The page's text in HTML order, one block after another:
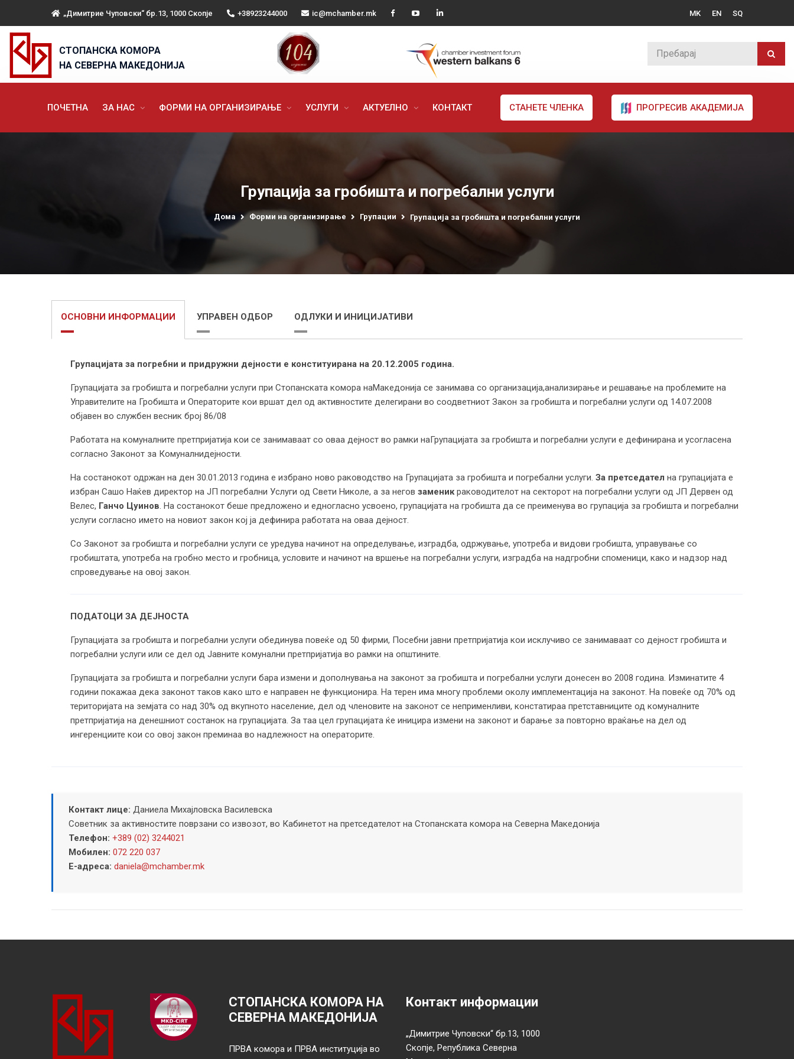
„Димитрие Чуповски“ бр.13, 1000 Скопје +38923244000 ic@mchamber.mk MK EN SQ
СТОПАНСКА КОМОРА
НА СЕВЕРНА МАКЕДОНИЈА
ПОЧЕТНА ЗА НАС ФОРМИ НА ОРГАНИЗИРАЊЕ УСЛУГИ АКТУЕЛНО КОНТАКТ СТАНЕТЕ ЧЛЕНКА ПРОГРЕСИВ АКАДЕМИЈА
Групација за гробишта и погребални услуги
Дома Форми на организирање Групации Групација за гробишта и погребални услуги
ОСНОВНИ ИНФОРМАЦИИ УПРАВЕН ОДБОР ОДЛУКИ И ИНИЦИЈАТИВИ
Групацијата за погребни и придружни дејности е конституирана на 20.12.2005 година.
Групацијата за гробишта и погребални услуги при Стопанската комора наМакедонија се занимава со организација,анализирање и решавање на проблемите на
Управителите на Гробишта и Операторите кои вршат дел од активностите делегирани во соодветниот Закон за гробишта и погребални услуги од 14.07.2008
објавен во службен весник број 86/08
Работата на комуналните претпријатија кои се занимаваат со оваа дејност во рамки наГрупацијата за гробишта и погребални услуги е дефинирана и усогласена
согласно Законот за Комуналнидејности.
На состанокот одржан на ден 30.01.2013 година е избрано ново раководство на Групацијата за гробишта и погребални услуги. За претседател на групацијата е
избран Сашо Наќев директор на ЈП погребални Услуги од Свети Николе, а за негов заменикраководителот на секторот на погребални услуги од ЈП Дервен од
Велес, Ганчо Цуинов. На состанокот беше предложено и едногласно усвоено, групацијата на гробишта да се преименува во групација за гробишта и погребални
услуги согласно името на новиот закон кој ја дефинира работата на оваа дејност.
Со Законот за гробишта и погребални услуги се уредува начинот на определување, изградба, одржување, употреба и видови гробишта, управување со
гробиштата, употреба на гробно место и гробница, условите и начинот на вршење на погребални услуги, изградба на надгробни споменици, како и надзор над
спроведување на овој закон.
ПОДАТОЦИ ЗА ДЕЈНОСТА
Групацијата за гробишта и погребални услуги обединува повеќе од 50 фирми, Посебни јавни претпријатија кои исклучиво се занимаваат со дејност гробишта и
погребални услуги или се дел од Јавните комунални претпријатија во рамки на општините.
Групацијата за гробишта и погребални услуги бара измени и дополнувања на законот за гробишта и погребални услуги донесен во 2008 година. Изминатите 4
години покажаа дека законот таков како што е направен не функционира. На терен има многу проблеми околу имплементација на законот. На повеќе од 70% од
територијата на земјата со над 30% од вкупното население, дел од членовите на законот се неприменливи, констатираа претставниците од комуналните
претпријатија на денешниот состанок на групацијата. За таа цел групацијата ќе иницира измени на законот и барање за повторно враќање на дел од
ингеренциите кои со овој закон преминаа во надлежност на операторите.
Контакт лице: Даниела Михајловска Василевска
Советник за активностите поврзани со извозот, во Кабинетот на претседателот на Стопанската комора на Северна Македонија
Телефон: +389 (02) 3244021
Мобилен: 072 220 037
Е-адреса: daniela@mchamber.mk
СТОПАНСКА КОМОРА НА
СЕВЕРНА МАКЕДОНИЈА
ПРВА комора и ПРВА институција во
Контакт информации
„Димитрие Чуповски“ бр.13, 1000
Скопје, Република Северна